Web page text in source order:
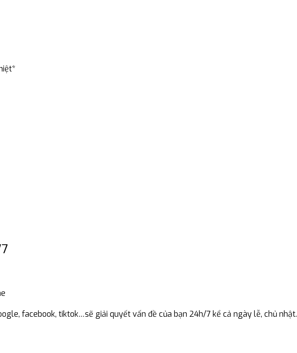
facebook, tiktok…sẽ giải quyết vấn đề của bạn 24h/7 kể cả ngày lễ, chủ nhật.